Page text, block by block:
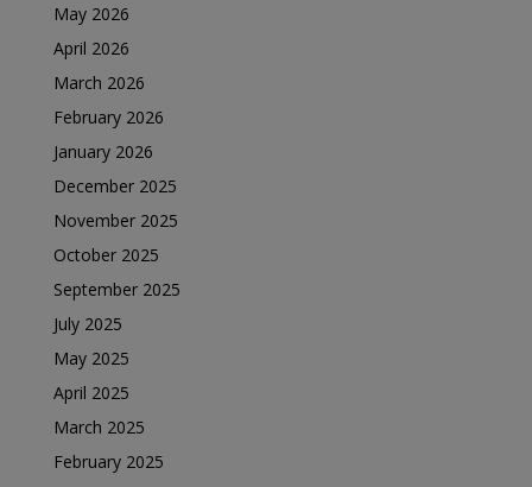
May 2026
April 2026
March 2026
February 2026
January 2026
December 2025
November 2025
October 2025
September 2025
July 2025
May 2025
April 2025
March 2025
February 2025